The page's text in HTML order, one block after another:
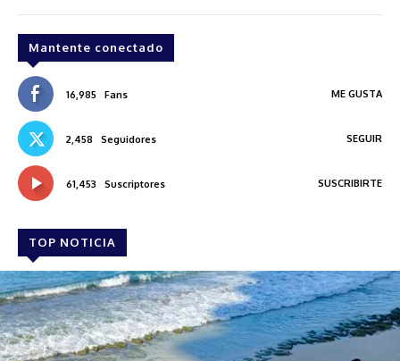
Mantente conectado
16,985 Fans ME GUSTA
2,458 Seguidores SEGUIR
61,453 Suscriptores SUSCRIBIRTE
TOP NOTICIA